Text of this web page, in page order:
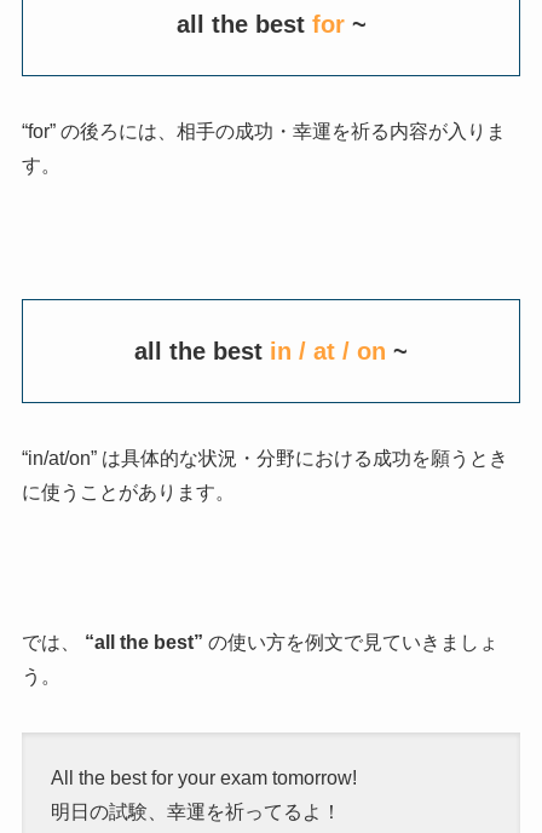
all the best for~
“for” の後ろには、相手の成功・幸運を祈る内容が入りま
す。
all the best in / at / on ~
“in/at/on” は具体的な状況・分野における成功を願うとき
に使うことがあります。
では、 “all the best” の使い方を例文で見ていきましょ
う。
All the best for your exam tomorrow!
明日の試験、幸運を祈ってるよ！